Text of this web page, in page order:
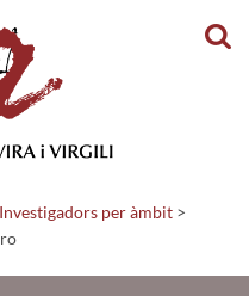
Investigadors per àmbit >